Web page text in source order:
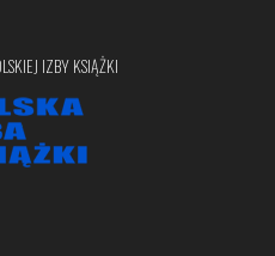
IZBY KSIĄŻKI